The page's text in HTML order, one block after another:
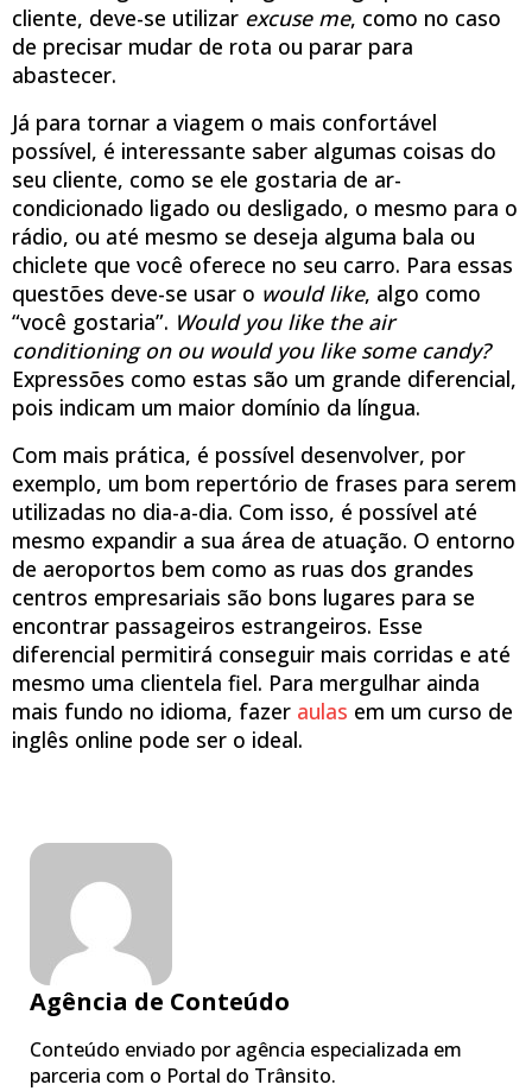
cliente, deve-se utilizar excuse me, como no caso
de precisar mudar de rota ou parar para
abastecer.
Já para tornar a viagem o mais confortável
possível, é interessante saber algumas coisas do
seu cliente, como se ele gostaria de ar-
condicionado ligado ou desligado, o mesmo para o
rádio, ou até mesmo se deseja alguma bala ou
chiclete que você oferece no seu carro. Para essas
questões deve-se usar o would like, algo como
“você gostaria”. Would you like the air
conditioning on ou would you like some candy?
Expressões como estas são um grande diferencial,
pois indicam um maior domínio da língua.
Com mais prática, é possível desenvolver, por
exemplo, um bom repertório de frases para serem
utilizadas no dia-a-dia. Com isso, é possível até
mesmo expandir a sua área de atuação. O entorno
de aeroportos bem como as ruas dos grandes
centros empresariais são bons lugares para se
encontrar passageiros estrangeiros. Esse
diferencial permitirá conseguir mais corridas e até
mesmo uma clientela fiel. Para mergulhar ainda
mais fundo no idioma, fazer aulas em um curso de
inglês online pode ser o ideal.
Agência de Conteúdo
Conteúdo enviado por agência especializada em
parceria com o Portal do Trânsito.